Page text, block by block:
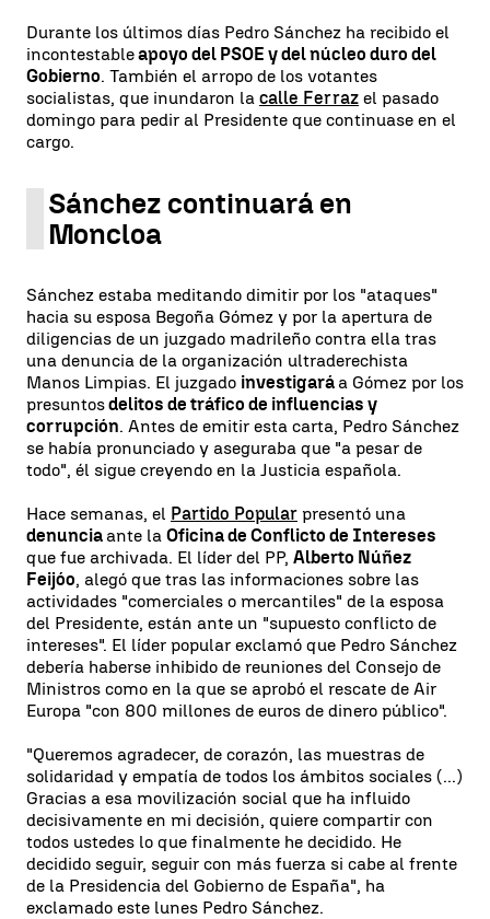
Durante los últimos días Pedro Sánchez ha recibido el
incontestableapoyo del PSOE y del núcleo duro del
Gobierno. También el arropo de los votantes
socialistas, que inundaron la calle Ferraz el pasado
domingo para pedir al Presidente que continuase en el
cargo.
Sánchez continuará en
Moncloa
Sánchez estaba meditando dimitir por los "ataques"
hacia su esposa Begoña Gómez y por la apertura de
diligencias de un juzgado madrileño contra ella tras
una denuncia de la organización ultraderechista
Manos Limpias. El juzgado investigará a Gómez por los
presuntosdelitos de tráfico de influencias y
corrupción. Antes de emitir esta carta, Pedro Sánchez
se había pronunciado y aseguraba que "a pesar de
todo", él sigue creyendo en la Justicia española.
Hace semanas, el Partido Popular presentó una
denuncia ante la Oficina de Conflicto de Intereses
que fue archivada. El líder del PP, Alberto Núñez
Feijóo, alegó que tras las informaciones sobre las
actividades "comerciales o mercantiles" de la esposa
del Presidente, están ante un "supuesto conflicto de
intereses". El líder popular exclamó que Pedro Sánchez
debería haberse inhibido de reuniones del Consejo de
Ministros como en la que se aprobó el rescate de Air
Europa "con 800 millones de euros de dinero público".
"Queremos agradecer, de corazón, las muestras de
solidaridad y empatía de todos los ámbitos sociales (...)
Gracias a esa movilización social que ha influido
decisivamente en mi decisión, quiere compartir con
todos ustedes lo que finalmente he decidido. He
decidido seguir, seguir con más fuerza si cabe al frente
de la Presidencia del Gobierno de España", ha
exclamado este lunes Pedro Sánchez.